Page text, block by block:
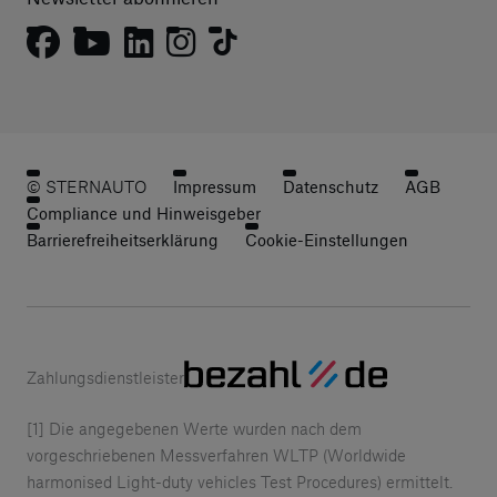
© STERNAUTO Impressum Datenschutz
AGB
Compliance und Hinweisgeber
Barrierefreiheitserklärung
Cookie-Einstellungen
Zahlungsdienstleister
[1] Die angegebenen Werte wurden nach dem
vorgeschriebenen Messverfahren WLTP (Worldwide
harmonised Light-duty vehicles Test Procedures) ermittelt.